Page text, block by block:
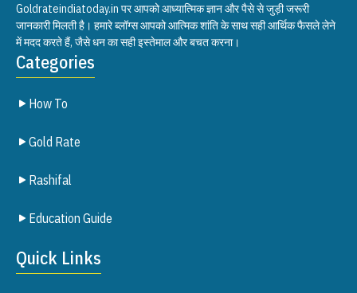
Goldrateindiatoday.in पर आपको आध्यात्मिक ज्ञान और पैसे से जुड़ी जरूरी
जानकारी मिलती है। हमारे ब्लॉग्स आपको आत्मिक शांति के साथ सही आर्थिक फैसले लेने
में मदद करते हैं, जैसे धन का सही इस्तेमाल और बचत करना।
Categories
How To
Gold Rate
Rashifal
Education Guide
Quick Links